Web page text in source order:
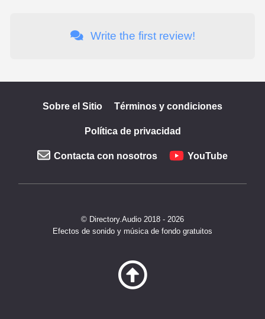
Write the first review!
Sobre el Sitio Términos y condiciones
Política de privacidad
Contacta con nosotros YouTube
© Directory.Audio 2018 - 2026
Efectos de sonido y música de fondo gratuitos